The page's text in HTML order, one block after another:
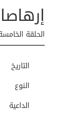
الحلقة
التاريخ
النوع
الداعية